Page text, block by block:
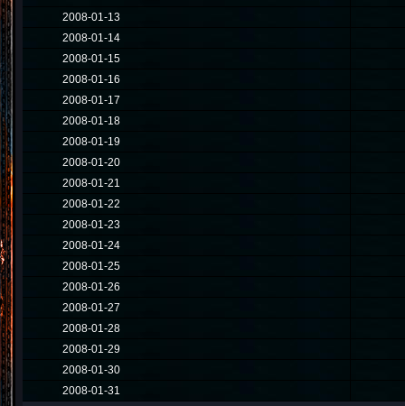
2008-01-13
2008-01-14
2008-01-15
2008-01-16
2008-01-17
2008-01-18
2008-01-19
2008-01-20
2008-01-21
2008-01-22
2008-01-23
2008-01-24
2008-01-25
2008-01-26
2008-01-27
2008-01-28
2008-01-29
2008-01-30
2008-01-31